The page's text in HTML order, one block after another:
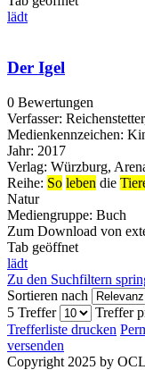
lädt
Der Igel
0 Bewertungen
Verfasser:
Medienkennzeichen:
Jahr: 2017
Verlag: Würzburg,
Reihe: So leben die
Natur
Mediengruppe: Buch
Zum Download von
Tab geöffnet
lädt
Zu den Suchfiltern
Sortieren nach
5 Treffer
Treffer
Trefferliste drucken
versenden
Copyright 2025 by